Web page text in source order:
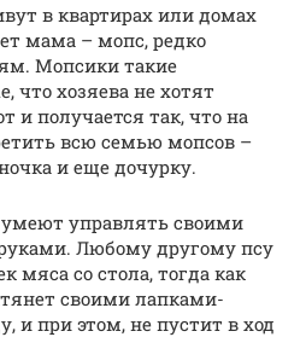
в квартирах или домах
мама – мопс, редко
Мопсики такие
хозяева не хотят
и получается так, что на
всю семью мопсов –
и еще дочурку.
управлять своими
Любому другому псу
мяса со стола, тогда как
своими лапками-
и при этом, не пустит в ход